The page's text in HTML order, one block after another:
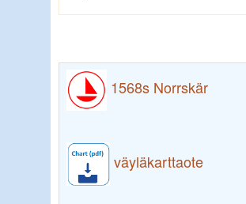
1568s Norrskär
väyläkarttaote